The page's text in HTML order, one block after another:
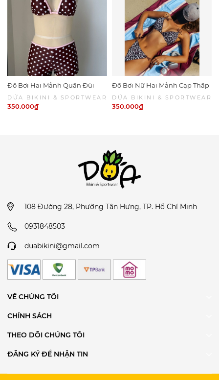
Đồ Bơi Hai Mảnh Quần Đùi
Chấm Bi Viền Hồng
DỨA BIKINI & SPORTWEAR
350.000₫
Đồ Bơi Nữ Hai Mảnh Cạp Thấp
Da Beo Phối Nâu Sexy | DỨA
BIKINI & SPORTWEAR
DỨA BIKINI & SPORTWEAR
350.000₫
108 Đường 28, Phường Tân Hưng, TP. Hồ Chí Minh
0931848503
duabikini@gmail.com
VỀ CHÚNG TÔI
CHÍNH SÁCH
THEO DÕI CHÚNG TÔI
ĐĂNG KÝ ĐỂ NHẬN TIN